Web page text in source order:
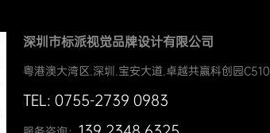
深圳市标派视觉品牌设计有限公司
粤港澳大湾区.深圳.宝安大道.卓越共赢科创园C510
TEL: 0755-2739 0983